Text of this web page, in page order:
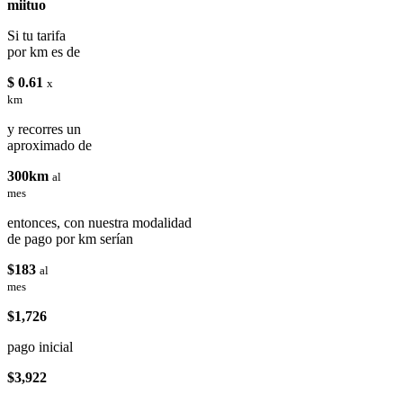
miituo
Si tu tarifa
por km es de
$ 0.61 x
km
y recorres un
aproximado de
300km al
mes
entonces, con nuestra modalidad
de pago por km serían
$183 al
mes
$1,726
pago inicial
$3,922